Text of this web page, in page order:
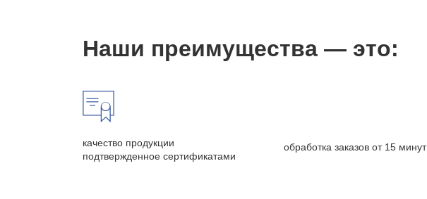
Наши преимущества — это:
качество продукции
подтвержденное сертификатами
обработка заказов от 15 минут